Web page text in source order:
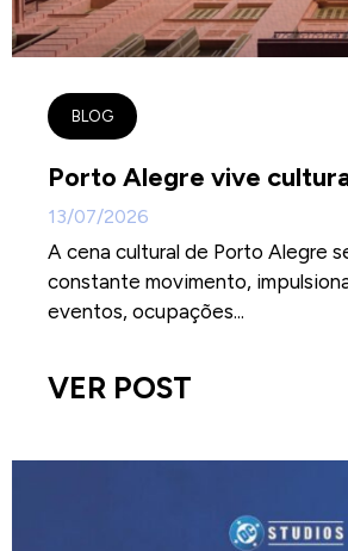
BLOG
Porto Alegre vive
13/07/2026
A cena cultural de Porto Alegre
constante movimento,
eventos, ocupações...
VER POST